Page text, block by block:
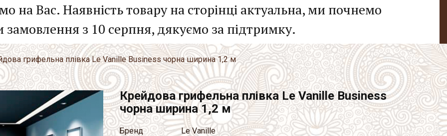
на Вас. Наявність товару на сторінці актуальна, ми почнемо
замовлення з 10 серпня, дякуємо за підтримку.
грифельна плівка Le Vanille Business чорна ширина 1,2 м
Крейдова грифельна плівка Le Vanille Business
чорна ширина 1,2 м
Бренд Le Vanille